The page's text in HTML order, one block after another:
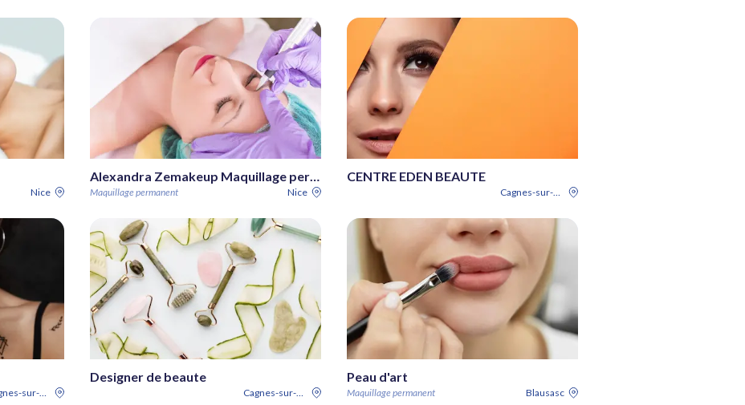
Nice
Alexandra Zemakeup Maquillage permanent Nice
Maquillage permanent Nice
CENTRE EDEN BEAUTE
Cagnes-sur-Mer
Cagnes-sur-Mer
Designer de beaute
Cagnes-sur-Mer
Peau d'art
Maquillage permanent Blausasc